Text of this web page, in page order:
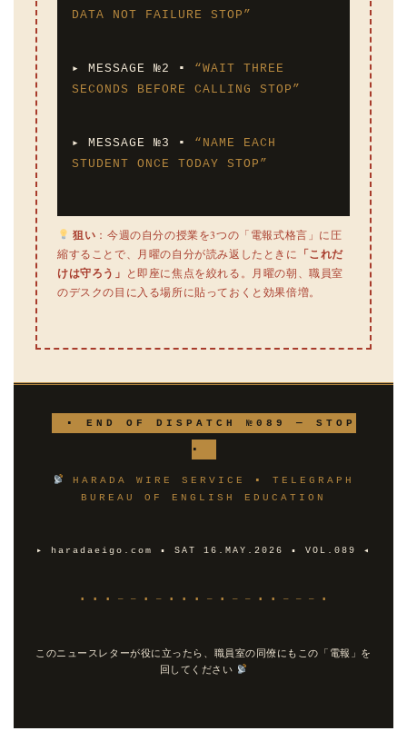
DATA NOT FAILURE STOP”
▸ MESSAGE №2 ▪ “WAIT THREE
SECONDS BEFORE CALLING STOP”
▸ MESSAGE №3 ▪ “NAME EACH
STUDENT ONCE TODAY STOP”
狙い ：今週の自分の授業を3つの「電報式格言」に圧
縮することで、月曜の自分が読み返したときに 「これだ
けは守ろう」 と即座に焦点を絞れる。月曜の朝、職員室
のデスクの目に入る場所に貼っておくと効果倍増。
▪ END OF DISPATCH №089 — STOP
▪
HARADA WIRE SERVICE ▪ TELEGRAPH
BUREAU OF ENGLISH EDUCATION
▸ haradaeigo.com ▪ SAT 16.MAY.2026 ▪ VOL.089 ◂
▪ ▪ ▪ — — ▪ — ▪ ▪ ▪ — ▪ — — ▪ ▪ — — — ▪
このニュースレターが役に立ったら、職員室の同僚にもこの「電報」を
回してください